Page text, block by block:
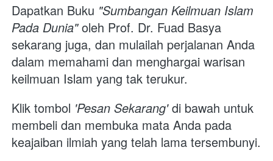
Dapatkan Buku "Sumbangan Keilmuan Islam
Pada Dunia" oleh Prof. Dr. Fuad Basya
sekarang juga, dan mulailah perjalanan Anda
dalam memahami dan menghargai warisan
keilmuan Islam yang tak terukur.
Klik tombol 'Pesan Sekarang' di bawah untuk
membeli dan membuka mata Anda pada
keajaiban ilmiah yang telah lama tersembunyi.